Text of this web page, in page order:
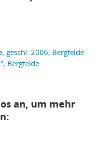
geschl. 2006, Bergfelde
Bergfelde
an, um mehr